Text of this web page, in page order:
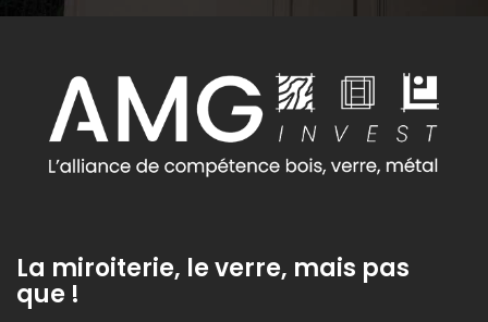
La miroiterie, le verre, mais pas
que !